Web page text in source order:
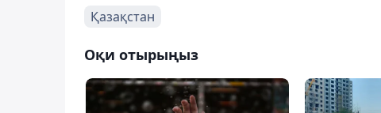
Қазақстан
Оқи отырыңыз